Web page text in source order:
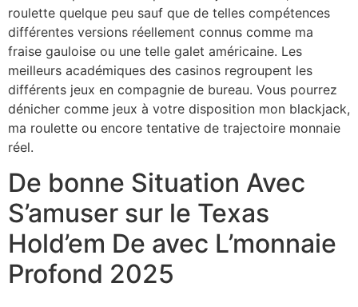
roulette quelque peu sauf que de telles compétences
différentes versions réellement connus comme ma
fraise gauloise ou une telle galet américaine. Les
meilleurs académiques des casinos regroupent les
différents jeux en compagnie de bureau. Vous pourrez
dénicher comme jeux à votre disposition mon blackjack,
ma roulette ou encore tentative de trajectoire monnaie
réel.
De bonne Situation Avec
S’amuser sur le Texas
Hold’em De avec L’monnaie
Profond 2025